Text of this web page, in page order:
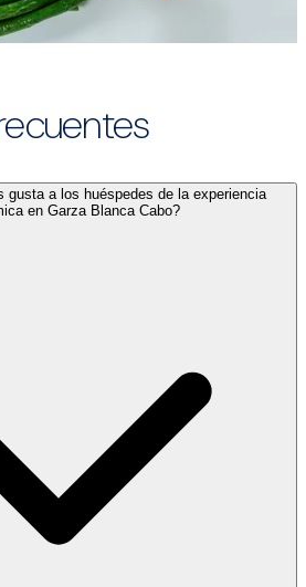
gusta a los huéspedes de la experiencia
en Garza Blanca Cabo?